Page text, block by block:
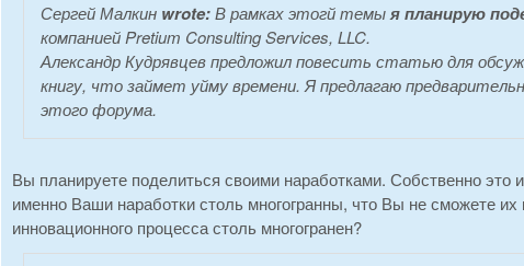
Сергей Малкин wrote:В рамках этогй темыя планирую
компанией Pretium Consulting Services, LLC.
Александр Кудрявцев предложил повесить статью для
книгу, что займет уйму времени. Я предлагаю
этого форума.
Вы планируете поделиться своими наработками. Собственно
именно Ваши наработки столь многогранны, что Вы не сможете
инновационного процесса столь многогранен?